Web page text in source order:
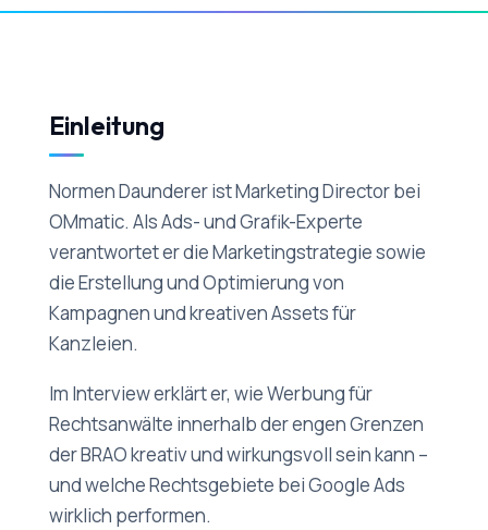
Einleitung
Normen Daunderer ist Marketing Director bei
OMmatic. Als Ads- und Grafik-Experte
verantwortet er die Marketingstrategie sowie
die Erstellung und Optimierung von
Kampagnen und kreativen Assets für
Kanzleien.
Im Interview erklärt er, wie Werbung für
Rechtsanwälte innerhalb der engen Grenzen
der BRAO kreativ und wirkungsvoll sein kann –
und welche Rechtsgebiete bei Google Ads
wirklich performen.